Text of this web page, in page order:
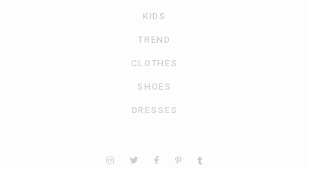
KIDS
TREND
CLOTHES
SHOES
DRESSES